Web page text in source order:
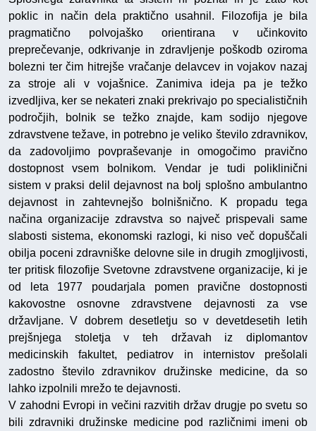
poklic in način dela praktično usahnil. Filozofija je bila
pragmatično polvojaško orientirana v učinkovito
preprečevanje, odkrivanje in zdravljenje poškodb oziroma
bolezni ter čim hitrejše vračanje delavcev in vojakov nazaj
za stroje ali v vojašnice. Zanimiva ideja pa je težko
izvedljiva, ker se nekateri znaki prekrivajo po specialističnih
področjih, bolnik se težko znajde, kam sodijo njegove
zdravstvene težave, in potrebno je veliko število zdravnikov,
da zadovoljimo povpraševanje in omogočimo pravično
dostopnost vsem bolnikom. Vendar je tudi poliklinični
sistem v praksi delil dejavnost na bolj splošno ambulantno
dejavnost in zahtevnejšo bolnišnično. K propadu tega
načina organizacije zdravstva so največ prispevali same
slabosti sistema, ekonomski razlogi, ki niso več dopuščali
obilja poceni zdravniške delovne sile in drugih zmogljivosti,
ter pritisk filozofije Svetovne zdravstvene organizacije, ki je
od leta 1977 poudarjala pomen pravične dostopnosti
kakovostne osnovne zdravstvene dejavnosti za vse
državljane. V dobrem desetletju so v devetdesetih letih
prejšnjega stoletja v teh državah iz diplomantov
medicinskih fakultet, pediatrov in internistov prešolali
zadostno število zdravnikov družinske medicine, da so
lahko izpolnili mrežo te dejavnosti.
V zahodni Evropi in večini razvitih držav drugje po svetu so
bili zdravniki družinske medicine pod različnimi imeni ob